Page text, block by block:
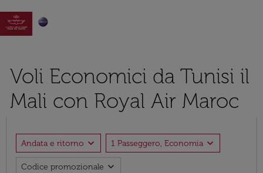

Voli Economici da Tunisi il
Mali con Royal Air Maroc
Andata e ritorno expand_more 1 Passeggero, Economia expand_more
Codice promozionale expand_more